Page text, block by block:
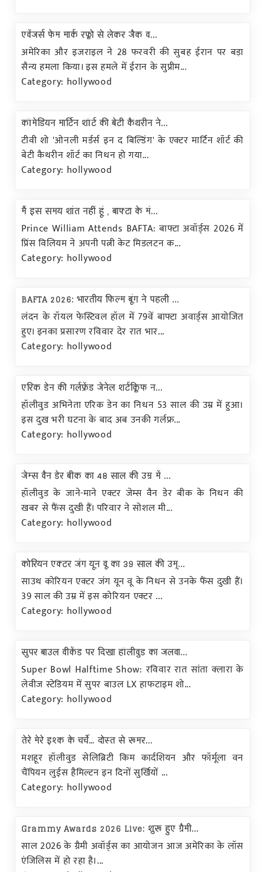
एवेंजर्स फेम मार्क रफ्लो से लेकर जैक व...
अमेरिका और इजराइल ने 28 फरवरी की सुबह ईरान पर बड़ा
सैन्य हमला किया। इस हमले में ईरान के सुप्रीम...
Category: hollywood
कॉमेडियन मार्टिन शॉर्ट की बेटी कैथरीन ने...
टीवी शो 'ओनली मर्डर्स इन द बिल्डिंग' के एक्टर मार्टिन शॉर्ट की
बेटी कैथरीन शॉर्ट का निधन हो गया...
Category: hollywood
मैं इस समय शांत नहीं हूं , बाफ्टा के मं...
Prince William Attends BAFTA: बाफ्टा अवॉर्ड्स 2026 में
प्रिंस विलियम ने अपनी पत्नी केट मिडलटन क...
Category: hollywood
BAFTA 2026: भारतीय फिल्म बूंग ने पहली ...
लंदन के रॉयल फेस्टिवल हॉल में 79वें बाफ्टा अवार्ड्स आयोजित
हुए। इनका प्रसारण रविवार देर रात भार...
Category: hollywood
एरिक डेन की गर्लफ्रेंड जेनेल शर्टक्लिफ न...
हॉलीवुड अभिनेता एरिक डेन का निधन 53 साल की उम्र में हुआ।
इस दुख भरी घटना के बाद अब उनकी गर्लफ्र...
Category: hollywood
जेम्स वैन डेर बीक का 48 साल की उम्र में ...
हॉलीवुड के जाने-माने एक्टर जेम्स वैन डेर बीक के निधन की
खबर से फैंस दुखी हैं। परिवार ने सोशल मी...
Category: hollywood
कोरियन एक्टर जंग यून वू का 39 साल की उम्...
साउथ कोरियन एक्टर जंग यून वू के निधन से उनके फैंस दुखी हैं।
39 साल की उम्र में इस कोरियन एक्टर ...
Category: hollywood
सुपर बाउल वीकेंड पर दिखा हॉलीवुड का जलवा...
Super Bowl Halftime Show: रविवार रात सांता क्लारा के
लेवीज स्टेडियम में सुपर बाउल LX हाफटाइम शो...
Category: hollywood
तेरे मेरे इश्क के चर्चे… दोस्त से रूमर...
मशहूर हॉलीवुड सेलिब्रिटी किम कार्दशियन और फॉर्मूला वन
चैंपियन लुईस हैमिल्टन इन दिनों सुर्खियों ...
Category: hollywood
Grammy Awards 2026 Live: शुरू हुए ग्रैमी...
साल 2026 के ग्रैमी अवॉर्ड्स का आयोजन आज अमेरिका के लॉस
एंजिलिस में हो रहा है।...